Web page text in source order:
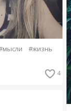
#жизнь
4